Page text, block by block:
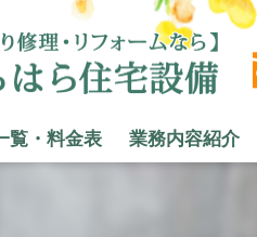
覧・料金表 業務内容紹介